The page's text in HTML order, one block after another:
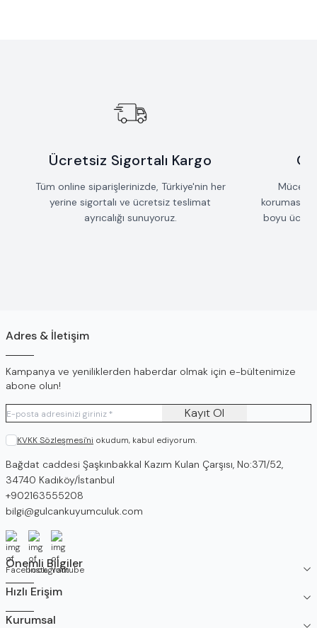
Ücretsiz Sigortalı Kargo
Tüm online siparişlerinizde, Türkiye'nin her
yerine sigortalı ve ücretsiz teslimat
ayrıcalığı sunuyoruz.
koruması
boyu
Adres & İletişim
Kampanya ve yeniliklerden haberdar olmak için e-bültenimize
abone olun!
Kayıt Ol
KVKK Sözleşmesi'ni okudum, kabul ediyorum.
Adres
Bağdat caddesi Şaşkınbakkal Kazım Kulan Çarşısı, No:371/52,
34740 Kadıköy/İstanbul
Telefon
+902163555208
E-Posta
bilgi@gulcankuyumculuk.com
Facebook
İnstagramYoutube
Önemli Bilgiler
Hızlı Erişim
Kurumsal